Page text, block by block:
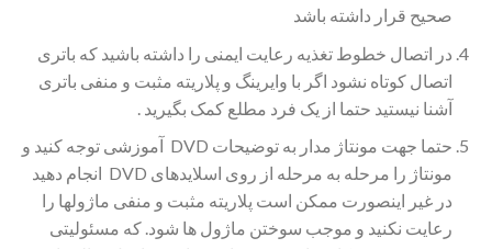
صحیح قرار داشته باشد
در اتصال خطوط تغذیه رعایت ایمنی را داشته باشید که باتری
اتصال کوتاه نشود اگر با وایرینگ و پلاریته مثبت و منفی باتری
آشنا نیستید حتما از یک فرد مطلع کمک بگیرید .
حتما جهت مونتاژ مدار به توضیحات DVD آموزشی توجه کنید و
مونتاژ را مرحله به مرحله از روی اسلایدهای DVD انجام دهید
در غیر اینصورت ممکن است پلاریته مثبت و منفی ماژولها را
رعایت نکنید و موجب سوختن ماژول ها شود. که مسئولیتی